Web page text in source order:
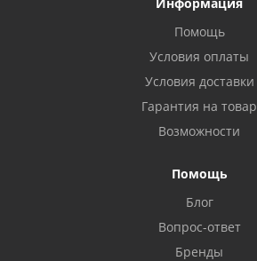
Помощь
Условия оплаты
Условия доставки
Гарантия на товар
Возможности
Помощь
Блог
Вопрос-ответ
Бренды